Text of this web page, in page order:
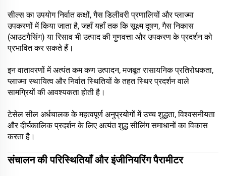
सील्स का उपयोग निर्वात कक्षों, गैस डिलीवरी प्रणालियों और प्लाज्मा
उपकरणों में किया जाता है, जहाँ यहाँ तक कि सूक्ष्म दूषण, गैस निकास
(आउटगैसिंग) या रिसाव भी उत्पाद की गुणवत्ता और उपकरण के प्रदर्शन को
प्रभावित कर सकते हैं।
इन वातावरणों में अत्यंत कम कण उत्पादन, मजबूत रासायनिक प्रतिरोधकता,
प्लाज्मा स्थायित्व और निर्वात स्थितियों के तहत स्थिर प्रदर्शन वाले
सामग्रियों की आवश्यकता होती है।
टेसेल सील अर्धचालक के महत्वपूर्ण अनुप्रयोगों में उच्च शुद्धता, विश्वसनीयता
और दीर्घकालिक प्रदर्शन के लिए अत्यंत शुद्ध सीलिंग समाधानों का विकास
करता है।
संचालन की परिस्थितियाँ और इंजीनियरिंग पैरामीटर